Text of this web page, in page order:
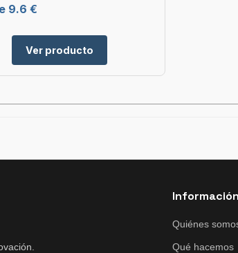
9.6 €
Ver producto
Información
Quiénes
Qué hacemos